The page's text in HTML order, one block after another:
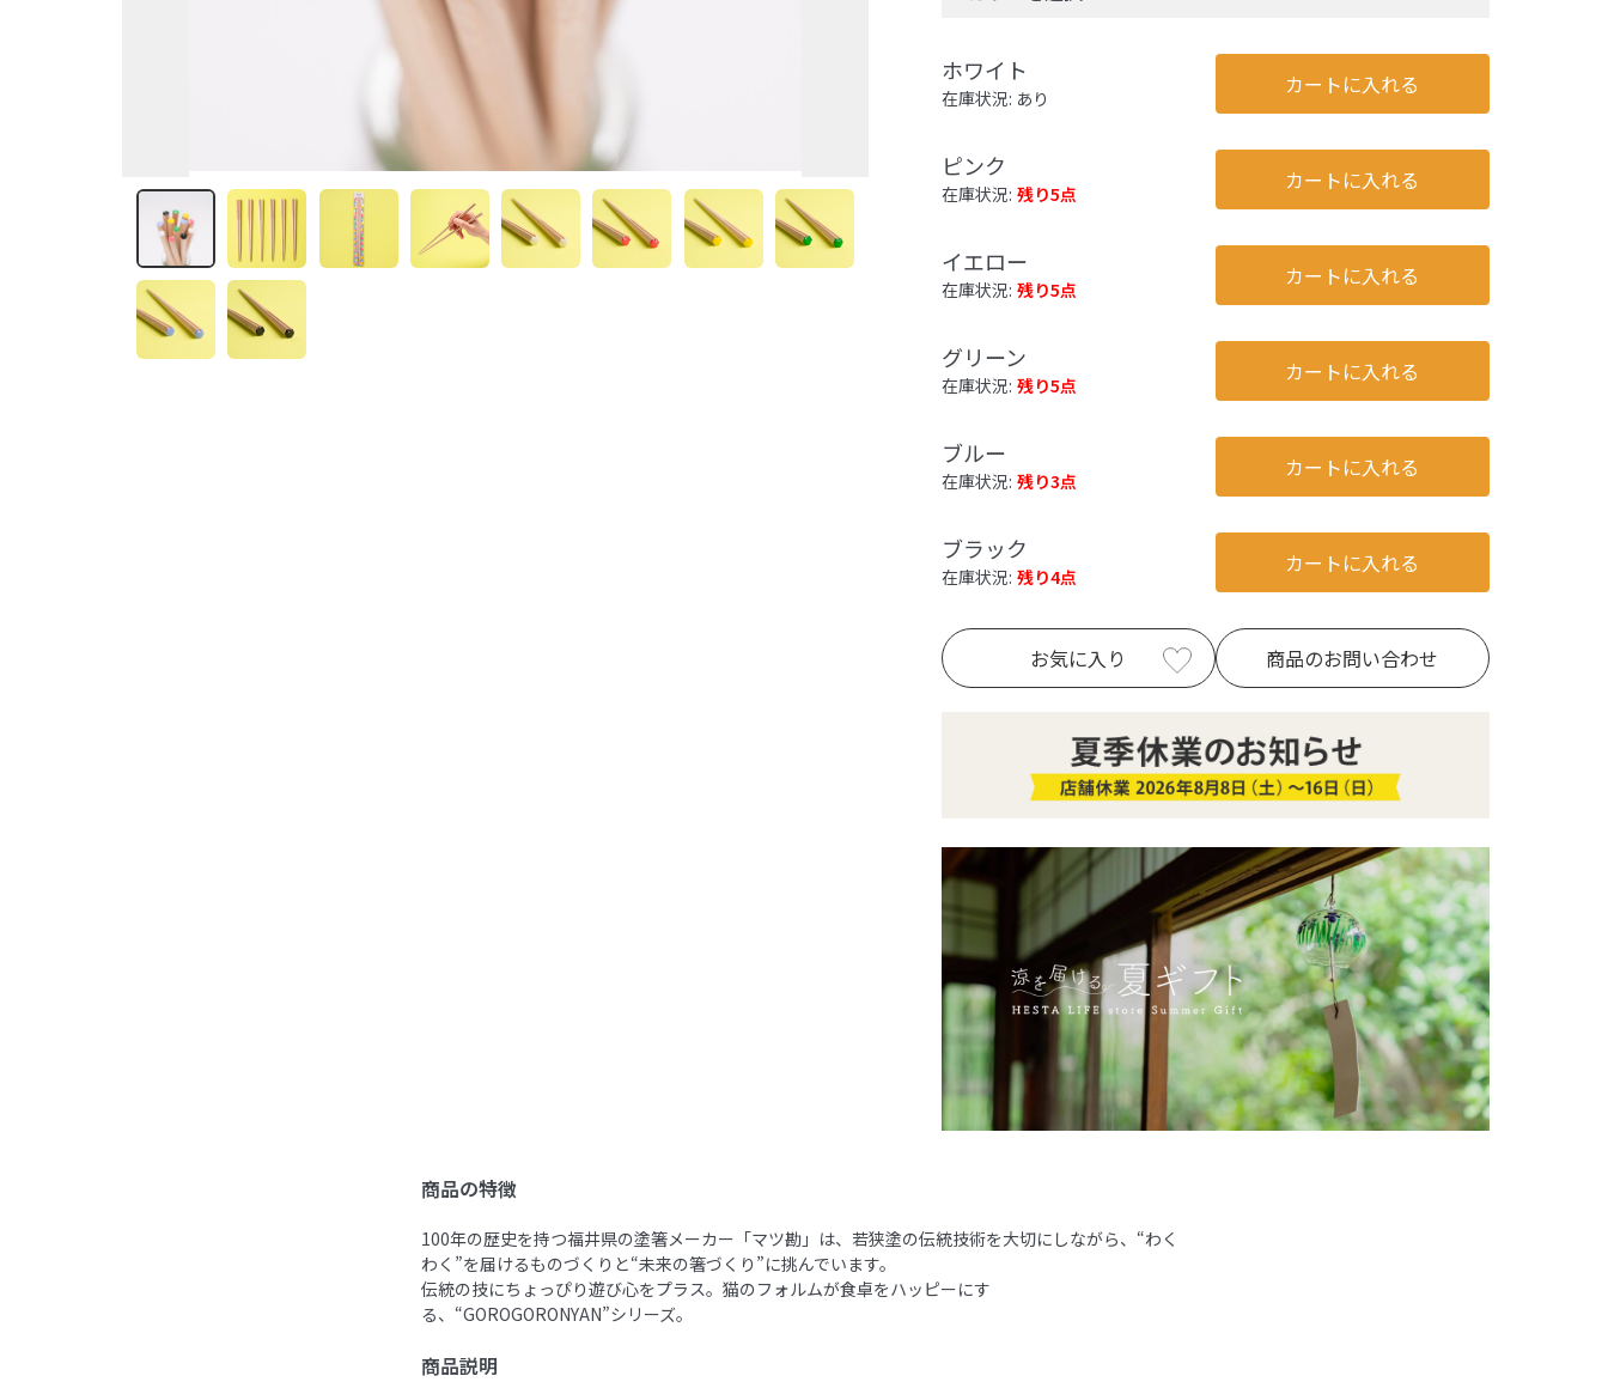
ホワイト
在庫状況: あり カートに入れる
ピンク
在庫状況: 残り5点 カートに入れる
イエロー
在庫状況: 残り5点 カートに入れる
グリーン
在庫状況: 残り5点 カートに入れる
ブルー
在庫状況: 残り3点 カートに入れる
ブラック
在庫状況: 残り4点 カートに入れる
お気に入り 商品のお問い合わせ
商品の特徴
100年の歴史を持つ福井県の塗箸メーカー「マツ勘」は、若狭塗の伝統技術を大切にしながら、“わく
わく”を届けるものづくりと“未来の箸づくり”に挑んでいます。
伝統の技にちょっぴり遊び心をプラス。猫のフォルムが食卓をハッピーにす
る、“GOROGORONYAN”シリーズ。
商品説明